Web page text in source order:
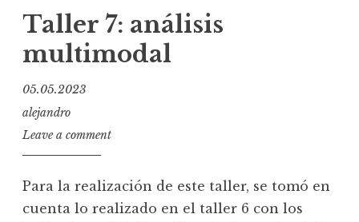
t
Taller 7: análisis
multimodal
05.05.2023
alejandro
Leave a comment
Para la realización de este taller, se tomó en
cuenta lo realizado en el taller 6 con los